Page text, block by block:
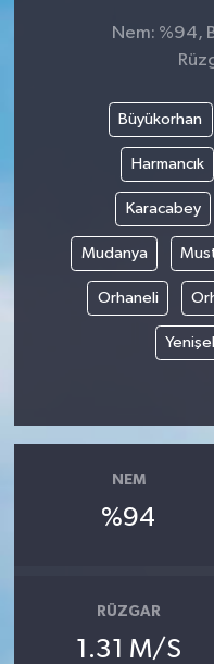
Nem: %94,
Büyükorhan
Harmancık
Karacabey
Mudanya
Orhaneli
NEM
%94
RÜZGAR
1.31 M/S